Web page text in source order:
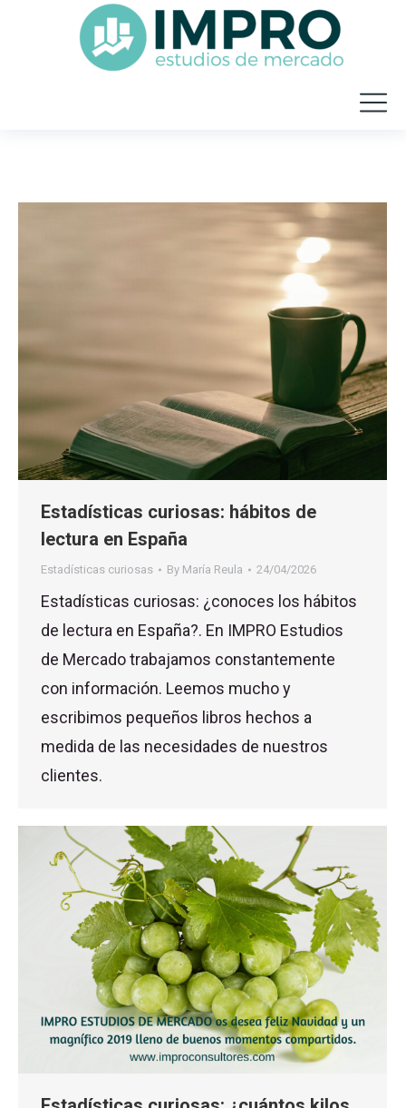
Estadísticas curiosas: hábitos de
lectura en España
Estadísticas curiosas By María Reula 24/04/2026
Estadísticas curiosas: ¿conoces los hábitos
de lectura en España?. En IMPRO Estudios
de Mercado trabajamos constantemente
con información. Leemos mucho y
escribimos pequeños libros hechos a
medida de las necesidades de nuestros
clientes.